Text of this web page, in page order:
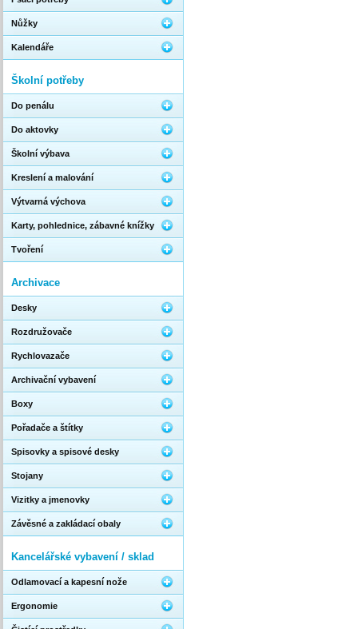
Nůžky
Kalendáře
Školní potřeby
Do penálu
Do aktovky
Školní výbava
Kreslení a malování
Výtvarná výchova
Karty, pohlednice, zábavné knížky
Tvoření
Archivace
Desky
Rozdružovače
Rychlovazače
Archivační vybavení
Boxy
Pořadače a štítky
Spisovky a spisové desky
Stojany
Vizitky a jmenovky
Závěsné a zakládací obaly
Kancelářské vybavení / sklad
Odlamovací a kapesní nože
Ergonomie